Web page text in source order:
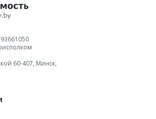
60-407, Минск,